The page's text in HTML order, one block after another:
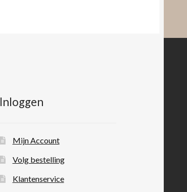
Inloggen
Mijn Account
Volg bestelling
Klantenservice